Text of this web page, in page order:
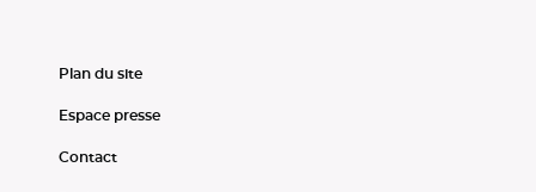
Plan du site
Espace presse
Contact